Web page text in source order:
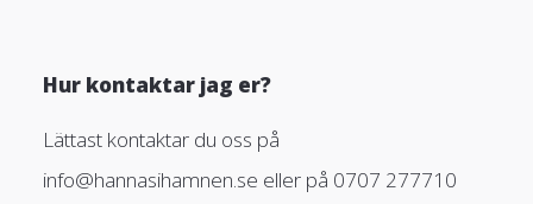
Hur kontaktar jag er?
Lättast kontaktar du oss på
info@hannasihamnen.se eller på 0707 277710